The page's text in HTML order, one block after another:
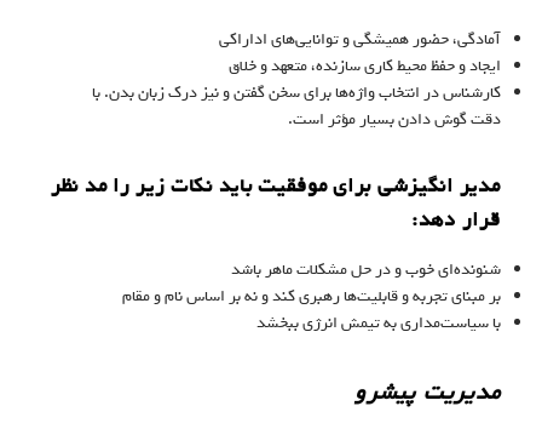
آمادگی، حضور همیشگی و توانایی‌های اداراکی
ایجاد و حفظ محیط کاری سازنده، متعهد و خلاق
کارشناس در انتخاب واژه‌ها برای سخن گفتن و نیز درک زبان بدن. با
دقت گوش دادن بسیار مؤثر است.
مدیر انگیزشی برای موفقیت باید نکات زیر را مد نظر
قرار دهد:
شنونده‌ای خوب و در حل مشکلات ماهر باشد
بر مبنای تجربه و قابلیت‌ها رهبری کند و نه بر اساس نام و مقام
با سیاست‌مداری به تیمش انرژی ببخشد
مدیریت پیشرو